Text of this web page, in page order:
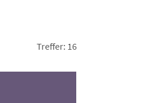
Treffer: 16